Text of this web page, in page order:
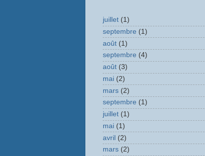
juillet (1)
septembre (1)
août (1)
septembre (4)
août (3)
mai (2)
mars (2)
septembre (1)
juillet (1)
mai (1)
avril (2)
mars (2)